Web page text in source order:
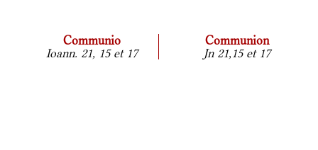
Communio
Communion
Ioann. 21, 15 et 17
Jn 21,15 et 17